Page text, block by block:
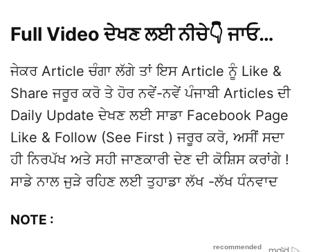
Full Video ਦੇਖਣ ਲਈ ਨੀਚੇ👇 ਜਾਓ…
ਜੇਕਰ Article ਚੰਗਾ ਲੱਗੇ ਤਾਂ ਇਸ Article ਨੂੰ Like &
Share ਜਰੂਰ ਕਰੋ ਤੇ ਹੋਰ ਨਵੇਂ-ਨਵੇਂ ਪੰਜਾਬੀ Articles ਦੀ
Daily Update ਦੇਖਣ ਲਈ ਸਾਡਾ Facebook Page
Like & Follow (See First ) ਜਰੂਰ ਕਰੋ, ਅਸੀਂ ਸਦਾ
ਹੀ ਨਿਰਪੱਖ ਅਤੇ ਸਹੀ ਜਾਣਕਾਰੀ ਦੇਣ ਦੀ ਕੋਸ਼ਿਸ ਕਰਾਂਗੇ !
ਸਾਡੇ ਨਾਲ ਜੁੜੇ ਰਹਿਣ ਲਈ ਤੁਹਾਡਾ ਲੱਖ -ਲੱਖ ਧੰਨਵਾਦ
NOTE :